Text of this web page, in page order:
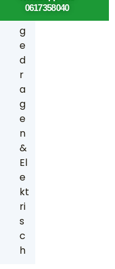
g
e
d
r
a
g
e
n
&
El
e
kt
ri
s
c
h
0617358040